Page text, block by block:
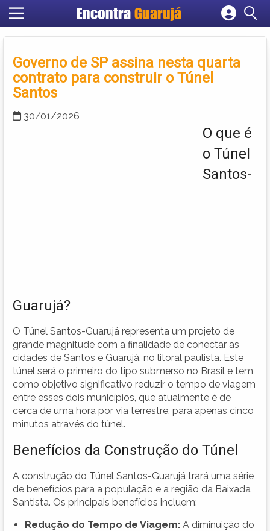
Encontra Guarujá
Cadastrar empresa
Criar conta
Governo de SP assina nesta quarta
contrato para construir o Túnel
Santos
30/01/2026
O que é
o Túnel
Santos-
Guarujá?
O Túnel Santos-Guarujá representa um projeto de
grande magnitude com a finalidade de conectar as
cidades de Santos e Guarujá, no litoral paulista. Este
túnel será o primeiro do tipo submerso no Brasil e tem
como objetivo significativo reduzir o tempo de viagem
entre esses dois municípios, que atualmente é de
cerca de uma hora por via terrestre, para apenas cinco
minutos através do túnel.
Benefícios da Construção do Túnel
A construção do Túnel Santos-Guarujá trará uma série
de benefícios para a população e a região da Baixada
Santista. Os principais benefícios incluem:
Redução do Tempo de Viagem: A diminuição do